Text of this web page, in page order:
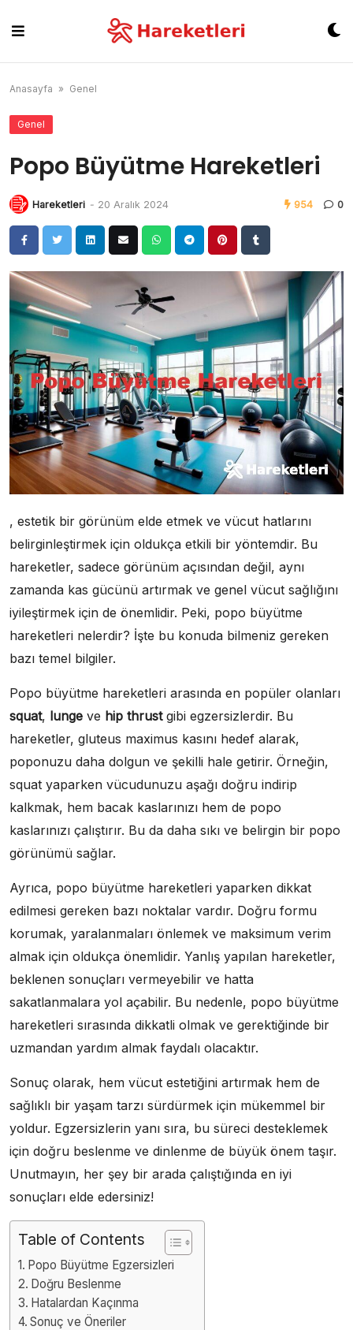
content
Anasayfa » Genel
Genel
Popo Büyütme Hareketleri
Hareketleri - 20 Aralık 2024 954 0
, estetik bir görünüm elde etmek ve vücut hatlarını
belirginleştirmek için oldukça etkili bir yöntemdir. Bu
hareketler, sadece görünüm açısından değil, aynı
zamanda kas gücünü artırmak ve genel vücut sağlığını
iyileştirmek için de önemlidir. Peki, popo büyütme
hareketleri nelerdir? İşte bu konuda bilmeniz gereken
bazı temel bilgiler.
Popo büyütme hareketleri arasında en popüler olanları
squat, lunge ve hip thrustgibi egzersizlerdir. Bu
hareketler, gluteus maximus kasını hedef alarak,
poponuzu daha dolgun ve şekilli hale getirir. Örneğin,
squat yaparken vücudunuzu aşağı doğru indirip
kalkmak, hem bacak kaslarınızı hem de popo
kaslarınızı çalıştırır. Bu da daha sıkı ve belirgin bir popo
görünümü sağlar.
Ayrıca, popo büyütme hareketleri yaparken dikkat
edilmesi gereken bazı noktalar vardır. Doğru formu
korumak, yaralanmaları önlemek ve maksimum verim
almak için oldukça önemlidir. Yanlış yapılan hareketler,
beklenen sonuçları vermeyebilir ve hatta
sakatlanmalara yol açabilir. Bu nedenle, popo büyütme
hareketleri sırasında dikkatli olmak ve gerektiğinde bir
uzmandan yardım almak faydalı olacaktır.
Sonuç olarak, hem vücut estetiğini artırmak hem de
sağlıklı bir yaşam tarzı sürdürmek için mükemmel bir
yoldur. Egzersizlerin yanı sıra, bu süreci desteklemek
için doğru beslenme ve dinlenme de büyük önem taşır.
Unutmayın, her şey bir arada çalıştığında en iyi
sonuçları elde edersiniz!
Table of Contents
Popo Büyütme Egzersizleri
Doğru Beslenme
Hatalardan Kaçınma
Sonuç ve Öneriler